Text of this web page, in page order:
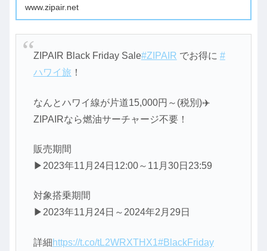
www.zipair.net
ZIPAIR Black Friday Sale#ZIPAIR でお得に #
ハワイ旅 ！️
なんとハワイ線が片道15,000円～(税別)✈️
ZIPAIRなら燃油サーチャージ不要！
販売期間
▶2023年11月24日12:00～11月30日23:59
対象搭乗期間
▶2023年11月24日～2024年2月29日
詳細https://t.co/tL2WRXTHX1#BlackFriday